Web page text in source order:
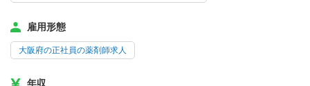
雇用形態
大阪府の正社員の薬剤師求人
年収